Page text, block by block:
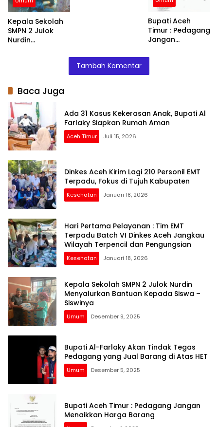
Kepala Sekolah
SMPN 2 Julok
Nurdin
Bupati Aceh
Timur : Pedagang
Jangan
Barang
Tambah Komentar
Baca Juga
Ada 31 Kasus Kekerasan Anak, Bupati Al
Farlaky Siapkan Rumah Aman
Aceh Timur Juli 15, 2026
Dinkes Aceh Kirim Lagi 210 Personil EMT
Terpadu, Fokus di Tujuh Kabupaten
Kesehatan Januari 18, 2026
Hari Pertama Pelayanan : Tim EMT
Terpadu Batch VI Dinkes Aceh Jangkau
Wilayah Terpencil dan Pengungsian
Kesehatan Januari 18, 2026
Kepala Sekolah SMPN 2 Julok Nurdin
Menyalurkan Bantuan Kepada Siswa –
Siswinya
Umum Desember 9, 2025
Bupati Al-Farlaky Akan Tindak Tegas
Pedagang yang Jual Barang di Atas HET
Umum Desember 5, 2025
Bupati Aceh Timur : Pedagang Jangan
Menaikkan Harga Barang